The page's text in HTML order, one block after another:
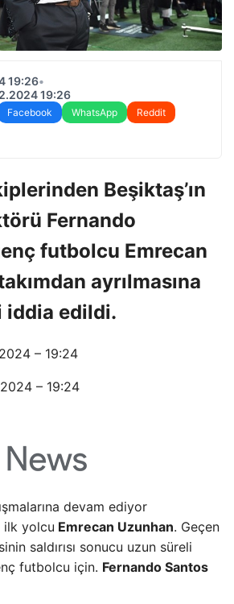
19:26•
19:26
Facebook WhatsApp
Reddit
Beşiktaş’ın
Fernando
futbolcu Emrecan
ayrılmasına
iddia edildi.
– 19:24
– 19:24
devam ediyor
ilk yolcu Emrecan Uzunhan. Geçen
saldırısı sonucu uzun süreli
futbolcu için. Fernando Santos